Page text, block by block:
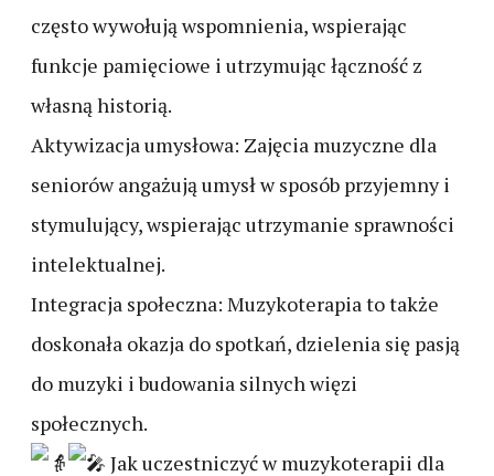
często wywołują wspomnienia, wspierając
funkcje pamięciowe i utrzymując łączność z
własną historią.
Aktywizacja umysłowa: Zajęcia muzyczne dla
seniorów angażują umysł w sposób przyjemny i
stymulujący, wspierając utrzymanie sprawności
intelektualnej.
Integracja społeczna: Muzykoterapia to także
doskonała okazja do spotkań, dzielenia się pasją
do muzyki i budowania silnych więzi
społecznych.
Jak uczestniczyć w muzykoterapii dla